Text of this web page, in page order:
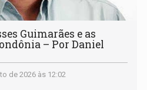
Guimarães e as
– Por Daniel
de 2026 às 12:02